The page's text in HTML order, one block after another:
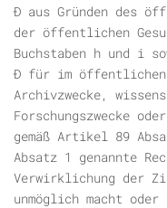
Ð aus Gründen des
der öffentlichen
Buchstaben h und i
Ð für im
Archivzwecke,
Forschungszwecke
gemäß Artikel 89
Absatz 1 genannte
Verwirklichung der
unmöglich macht